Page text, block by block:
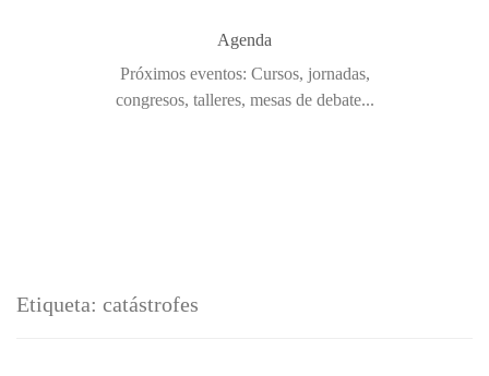
Agenda
Próximos eventos: Cursos, jornadas,
congresos, talleres, mesas de debate...
Etiqueta: catástrofes